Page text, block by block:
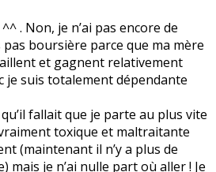
. Non, je n’ai pas encore de
pas boursière parce que ma mère
et gagnent relativement
je suis totalement dépendante
fallait que je parte au plus vite
toxique et maltraitante
(maintenant il n’y a plus de
mais je n’ai nulle part où aller ! Je